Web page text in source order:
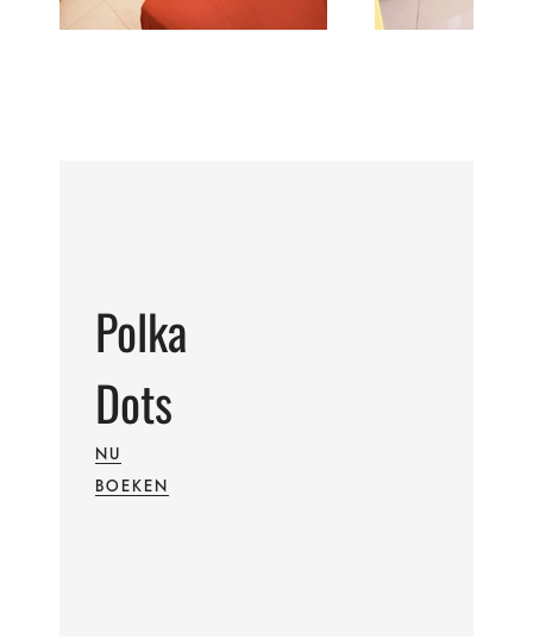
Polka
Dots
NU
BOEKEN